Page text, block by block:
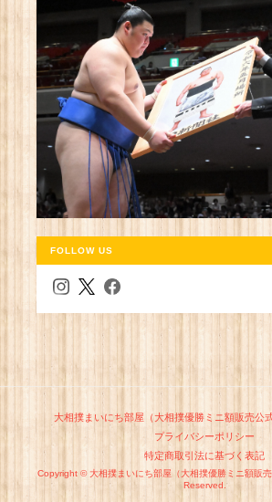
FOLLOW US
大相撲まいにち部屋（大相撲優勝ミニ額販売公
プライバシーポリシー
特定商取引法に基づく表記
Copyright © 大相撲まいにち部屋（大相撲優勝ミニ額販
Reserved.